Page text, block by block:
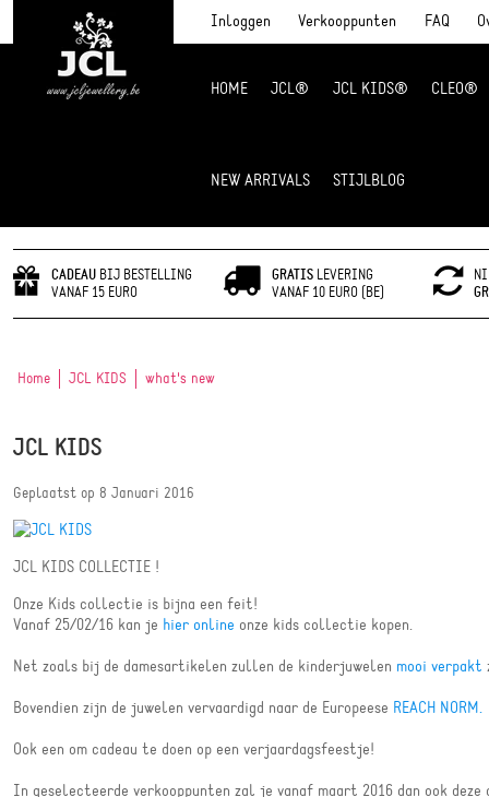
Inloggen Verkooppunten FAQ
HOME JCL® JCL KIDS® CLEO®
NEW ARRIVALS STIJLBLOG
CADEAU BIJ BESTELLING
VANAF 15 EURO
GRATISLEVERING
VANAF 10 EURO (BE)
Home JCL KIDS what's new
JCL KIDS
Geplaatst op 8 Januari 2016
JCL KIDS COLLECTIE !
Onze Kids collectie is bijna een feit!
Vanaf 25/02/16 kan je hier online onze kids collectie kopen.
Net zoals bij de damesartikelen zullen de kinderjuwelen mooi verpakt
Bovendien zijn de juwelen vervaardigd naar de Europeese REACH NORM.
Ook een om cadeau te doen op een verjaardagsfeestje!
In geselecteerde verkooppunten zal je vanaf maart 2016 dan ook